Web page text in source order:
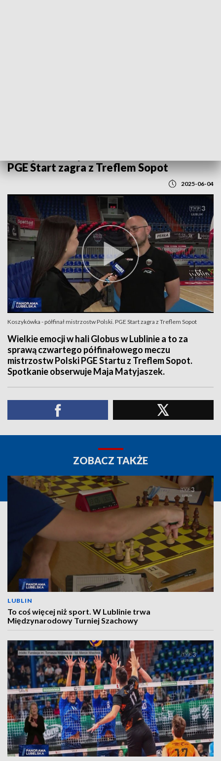
PGE Start zagra z Treflem Sopot
2025-06-04
Koszykówka - półfinał mistrzostw Polski. PGE Start zagra z Treflem Sopot
Wielkie emocji w hali Globus w Lublinie a to za
sprawą czwartego półfinałowego meczu
mistrzostw Polski PGE Startu z Treflem Sopot.
Spotkanie obserwuje Maja Matyjaszek.
ZOBACZ TAKŻE
LUBLIN
To coś więcej niż sport. W Lublinie trwa
Międzynarodowy Turniej Szachowy